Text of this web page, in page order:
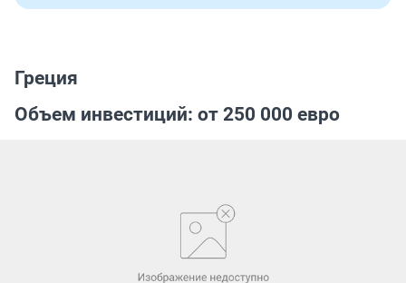
Греция
Объем инвестиций: от 250 000 евро